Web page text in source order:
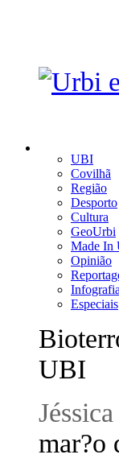
UBI
Covilhã
Região
Desporto
Cultura
GeoUrbi
Made In
Opinião
Especiais
UBI
mar?o